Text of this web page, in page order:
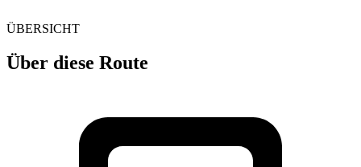
ÜBERSICHT
Über diese Route